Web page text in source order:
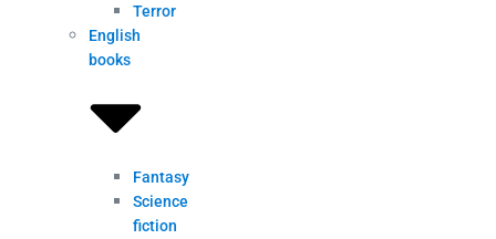
Terror
English
books
Fantasy
Science
fiction